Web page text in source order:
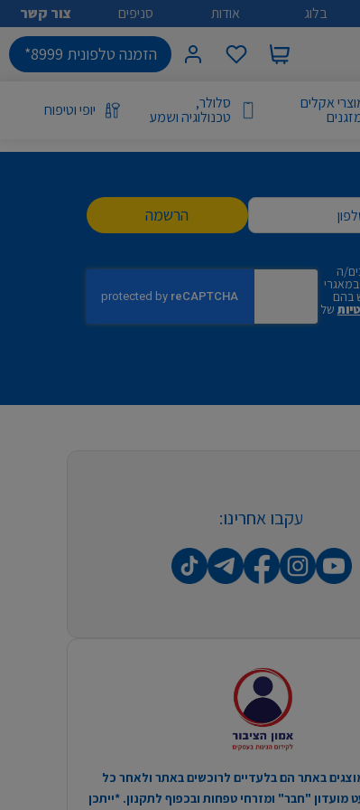
בלוג אודות סניפים צור קשר
הזמנה טלפונית 8999*
אקלים סלולר,
טכנולוגיה ושמע יופי וטיפוח
הרשמה
ה
בהם
של
עקבו אחרינו:
באתר הם בלעדיים לרוכשים באתר ולאחר כל
"חבר" ומזרחי טפחות ובכפוף לתקנון. *ייתכן